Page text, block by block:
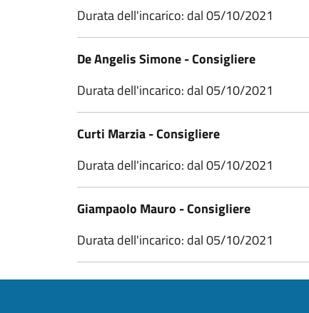
Durata dell'incarico: dal 05/10/2021
De Angelis Simone - Consigliere
Durata dell'incarico: dal 05/10/2021
Curti Marzia - Consigliere
Durata dell'incarico: dal 05/10/2021
Giampaolo Mauro - Consigliere
Durata dell'incarico: dal 05/10/2021